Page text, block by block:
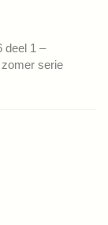
deel 1 –
serie